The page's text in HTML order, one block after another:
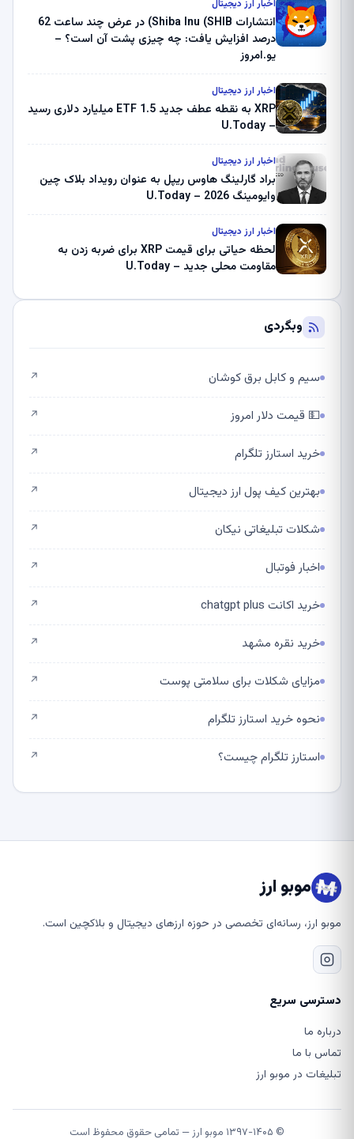
اخبار ارز دیجیتال
انتشارات Shiba Inu (SHIB) در عرض چند ساعت 62
درصد افزایش یافت: چه چیزی پشت آن است؟ –
یو.امروز
اخبار ارز دیجیتال
XRP به نقطه عطف جدید ETF 1.5 میلیارد دلاری رسید
– U.Today
اخبار ارز دیجیتال
براد گارلینگ هاوس ریپل به عنوان رویداد بلاک چین
وایومینگ 2026 – U.Today
اخبار ارز دیجیتال
لحظه حیاتی برای قیمت XRP برای ضربه زدن به
مقاومت محلی جدید – U.Today
وبگردی
سیم و کابل برق کوشان ↗
💵 قیمت دلار امروز ↗
خرید استارز تلگرام ↗
بهترین کیف پول ارز دیجیتال ↗
شکلات تبلیغاتی نیکان ↗
اخبار فوتبال ↗
خرید اکانت chatgpt plus ↗
خرید نقره مشهد ↗
مزایای شکلات برای سلامتی پوست ↗
نحوه خرید استارز تلگرام ↗
استارز تلگرام چیست؟ ↗
موبو ارز
موبو ارز، رسانه‌ای تخصصی در حوزه ارزهای دیجیتال و بلاکچین است.
دسترسی سریع
درباره ما
تماس با ما
تبلیغات در موبو ارز
© ۱۳۹۷-۱۴۰۵ موبو ارز — تمامی حقوق محفوظ است